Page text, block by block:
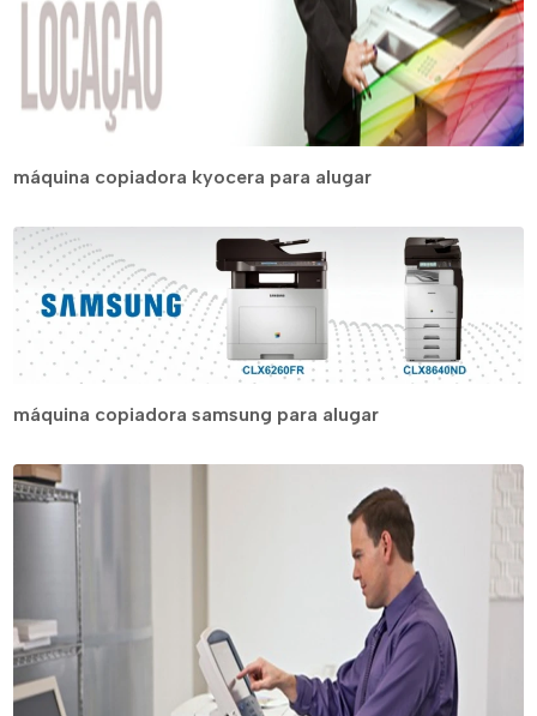
máquina copiadora kyocera para alugar
máquina copiadora samsung para alugar